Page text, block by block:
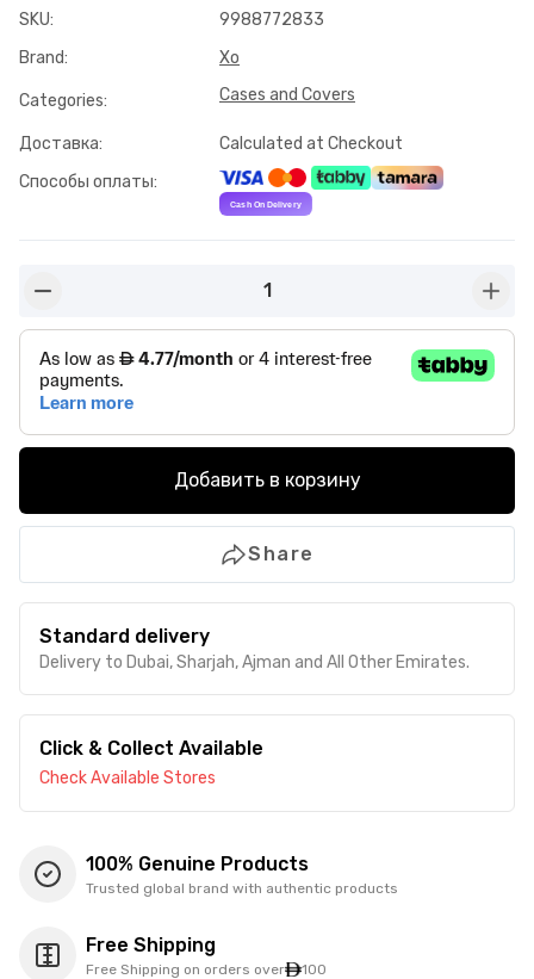
SKU:
9988772833
Brand: Xo
Categories: Cases and Covers
Доставка:
Calculated at Checkout
Способы оплаты:
1
Добавить в корзину
Share
Standard delivery
Delivery to Dubai, Sharjah, Ajman and All Other Emirates.
Click & Collect Available
Check Available Stores
100% Genuine Products
Trusted global brand with authentic products
Free Shipping
Free Shipping on orders over 100